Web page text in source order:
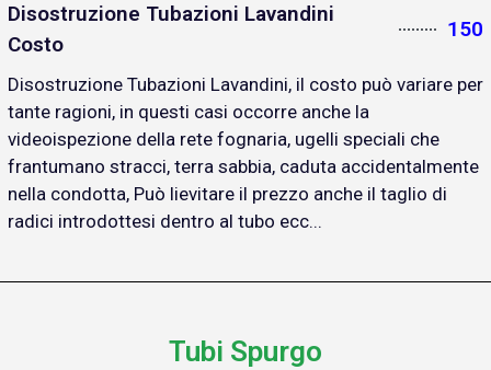
Disostruzione Tubazioni Lavandini
Costo
150
Disostruzione Tubazioni Lavandini, il costo può variare per
tante ragioni, in questi casi occorre anche la
videoispezione della rete fognaria, ugelli speciali che
frantumano stracci, terra sabbia, caduta accidentalmente
nella condotta, Può lievitare il prezzo anche il taglio di
radici introdottesi dentro al tubo ecc...
Tubi Spurgo